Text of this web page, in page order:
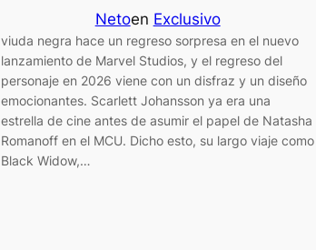
Netoen Exclusivo
viuda negra hace un regreso sorpresa en el nuevo
lanzamiento de Marvel Studios, y el regreso del
personaje en 2026 viene con un disfraz y un diseño
emocionantes. Scarlett Johansson ya era una
estrella de cine antes de asumir el papel de Natasha
Romanoff en el MCU. Dicho esto, su largo viaje como
Black Widow,…